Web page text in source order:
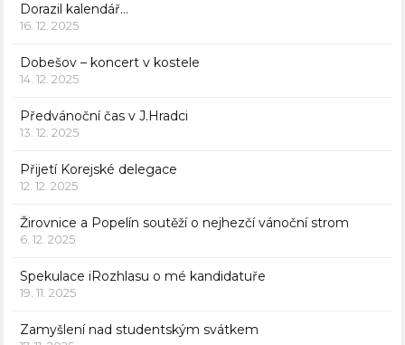
Dorazil kalendář…
16. 12. 2025
Dobešov – koncert v kostele
14. 12. 2025
Předvánoční čas v J.Hradci
13. 12. 2025
Přijetí Korejské delegace
12. 12. 2025
Žirovnice a Popelín soutěží o nejhezčí vánoční strom
6. 12. 2025
Spekulace iRozhlasu o mé kandidatuře
19. 11. 2025
Zamyšlení nad studentským svátkem